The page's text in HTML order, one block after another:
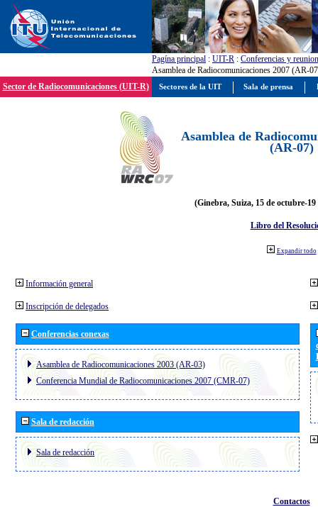
Pagína principal : UIT-R : Conferencias y
Asamblea de Radiocomunicaciones 2007 (AR-
Sector de Radiocomunicaciones (UIT-R)
Asamblea de
(AR-07)
(Ginebra, Suiza, 15 de octubre-19
Libro del
Expandir todo
Información general
Inscripción de delegados
Conferencias conexas
Asamblea de Radiocomunicaciones 2003 (AR-03)
Conferencia Mundial de Radiocomunicaciones 2007 (CMR-07)
Sala de redacción
Sala de redacción
Contactos
Sectores de la UIT Sala de prensa